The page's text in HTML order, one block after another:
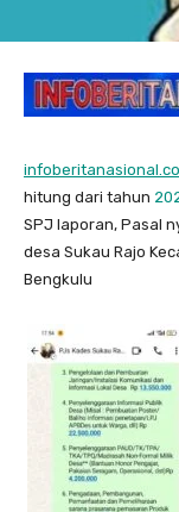
hitung dari tahun
SPJ laporan, Pasal
desa Sukau Rajo
Bengkulu